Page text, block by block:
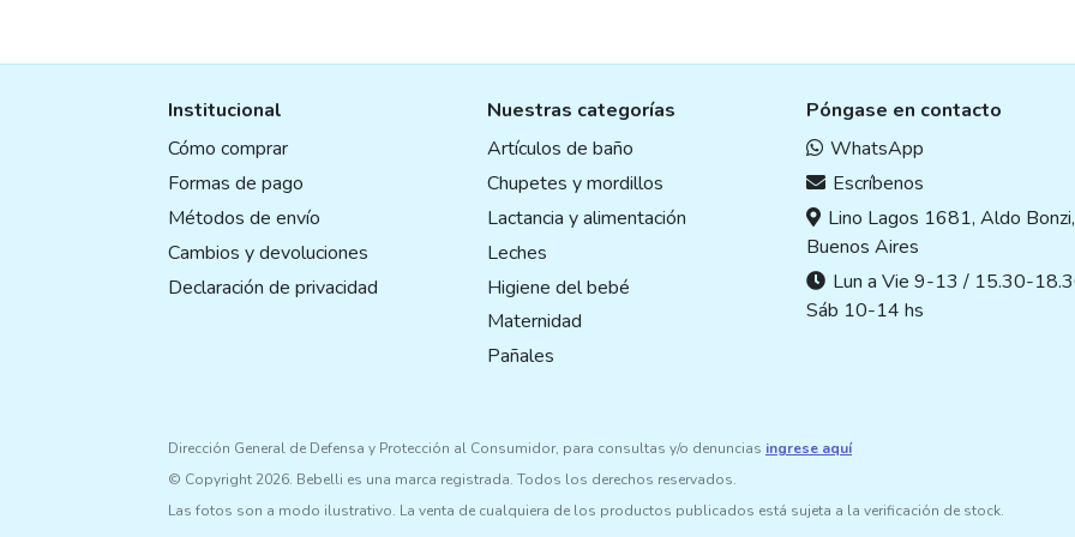
Institucional
Cómo comprar
Formas de pago
Métodos de envío
Cambios y devoluciones
Declaración de privacidad
Nuestras categorías
Artículos de baño
Chupetes y mordillos
Lactancia y alimentación
Leches
Higiene del bebé
Maternidad
Pañales
Póngase en contacto
WhatsApp
Escríbenos
Lino Lagos 1681, Aldo Bonzi,
Buenos Aires
Lun a Vie 9-13 / 15.30-
Sáb 10-14 hs
Dirección General de Defensa y Protección al Consumidor, para consultas y/o denuncias ingrese aquí
© Copyright 2026. Bebelli es una marca registrada. Todos los derechos reservados.
Las fotos son a modo ilustrativo. La venta de cualquiera de los productos publicados está sujeta a la verificación de stock.